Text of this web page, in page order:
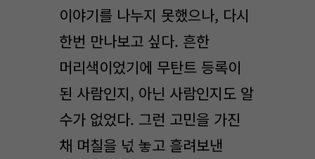
이야기를 나누지 못했으나, 다시
한번 만나보고 싶다. 흔한
머리색이었기에 무탄트 등록이
된 사람인지, 아닌 사람인지도 알
수가 없었다. 그런 고민을 가진
채 며칠을 넋 놓고 흘려보낸